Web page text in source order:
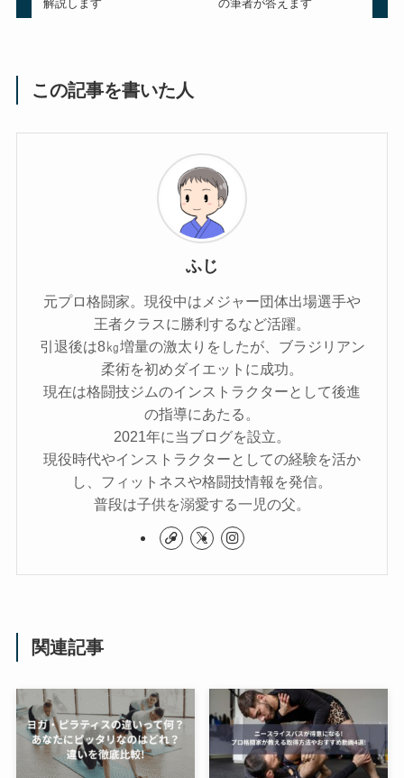
解説します の筆者が答えます
この記事を書いた人
ふじ
元プロ格闘家。現役中はメジャー団体出場選手や
王者クラスに勝利するなど活躍。
引退後は8㎏増量の激太りをしたが、ブラジリアン
柔術を初めダイエットに成功。
現在は格闘技ジムのインストラクターとして後進
の指導にあたる。
2021年に当ブログを設立。
現役時代やインストラクターとしての経験を活か
し、フィットネスや格闘技情報を発信。
普段は子供を溺愛する一児の父。
関連記事